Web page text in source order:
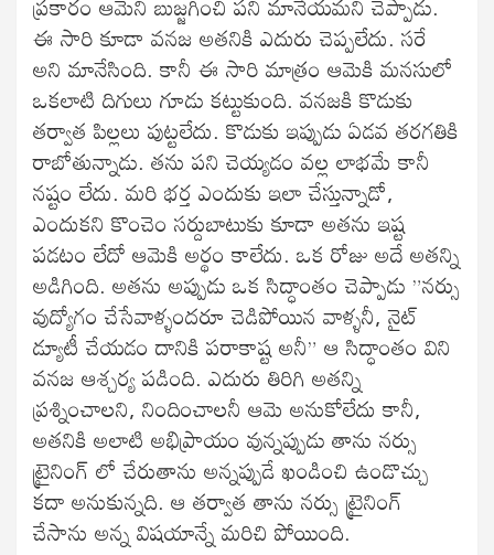
ఈ సారి కూడా వనజ అతనికి ఎదురు చెప్పలేదు. సరే
అని మానేసింది. కానీ ఈ సారి మాత్రం ఆమెకి మనసులో
ఒకలాటి దిగులు గూడు కట్టుకుంది. వనజకి కొడుకు
తర్వాత పిల్లలు పుట్టలేదు. కొడుకు ఇప్పుడు ఏడవ తరగతికి
రాబోతున్నాడు. తను పని చెయ్యడం వల్ల లాభమే కానీ
నష్టం లేదు. మరి భర్త ఎందుకు ఇలా చేస్తున్నాడో,
ఎందుకని కొంచెం సర్దుబాటుకు కూడా అతను ఇష్ట
పడటం లేదో ఆమెకి అర్థం కాలేదు. ఒక రోజు అదే అతన్ని
అడిగింది. అతను అప్పుడు ఒక సిద్ధాంతం చెప్పాడు ”నర్సు
వుద్యోగం చేసేవాళ్ళందరూ చెడిపోయిన వాళ్ళనీ, నైట్
డ్యూటీ చేయడం దానికి పరాకాష్ట అనీ” ఆ సిద్ధాంతం విని
వనజ ఆశ్చర్య పడింది. ఎదురు తిరిగి అతన్ని
ప్రశ్నించాలని, నిందించాలనీ ఆమె అనుకోలేదు కానీ,
అతనికి అలాటి అభిప్రాయం వున్నప్పుడు తాను నర్సు
ట్రైనింగ్ లో చేరుతాను అన్నప్పుడే ఖండించి ఉండొచ్చు
కదా అనుకున్నది. ఆ తర్వాత తాను నర్సు ట్రైనింగ్
చేసాను అన్న విషయాన్నే మరిచి పోయింది.